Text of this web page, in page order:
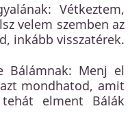
Vétkeztem,
velem szemben az
inkább visszatérek.
Bálámnak: Menj el
mondhatod, amit
elment Bálák